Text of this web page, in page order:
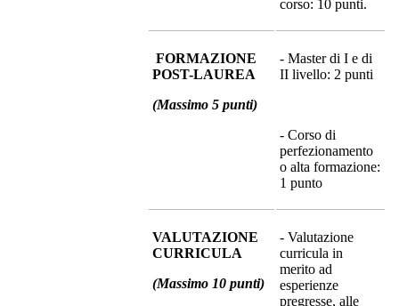
corso: 10 punti.
FORMAZIONE
POST-LAUREA
(Massimo 5 punti)
- Master di I e di
II livello: 2 punti
- Corso di
perfezionamento
o alta formazione:
1 punto
VALUTAZIONE
CURRICULA
(Massimo 10 punti)
- Valutazione
curricula in
merito ad
esperienze
pregresse, alle